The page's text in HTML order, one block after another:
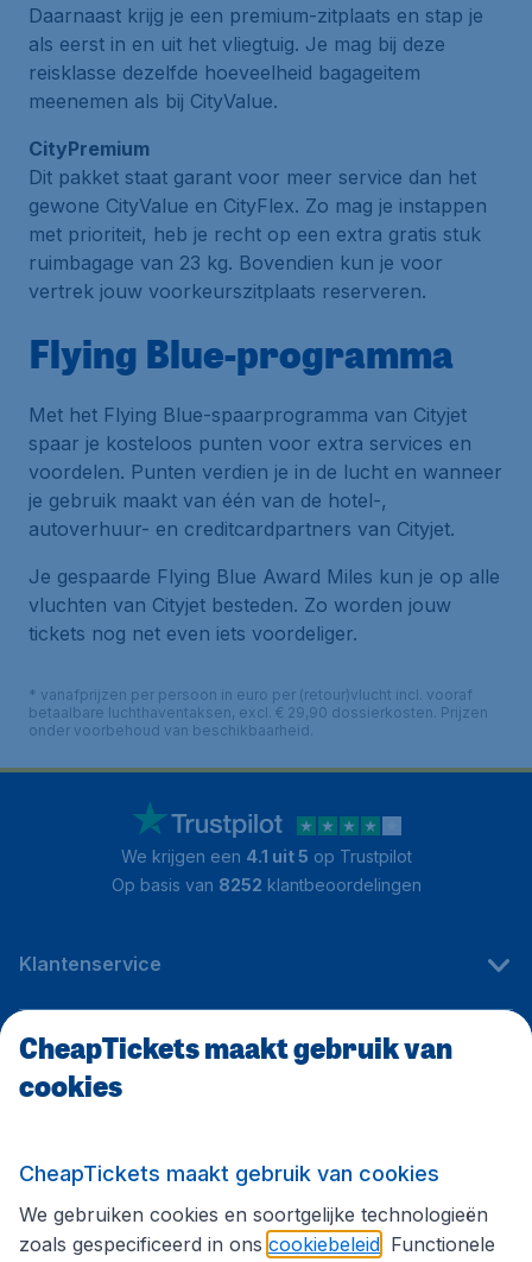
Daarnaast krijg je een premium-zitplaats en stap je
als eerst in en uit het vliegtuig. Je mag bij deze
reisklasse dezelfde hoeveelheid bagageitem
meenemen als bij CityValue.
CityPremium
Dit pakket staat garant voor meer service dan het
gewone CityValue en CityFlex. Zo mag je instappen
met prioriteit, heb je recht op een extra gratis stuk
ruimbagage van 23 kg. Bovendien kun je voor
vertrek jouw voorkeurszitplaats reserveren.
Flying Blue-programma
Met het Flying Blue-spaarprogramma van Cityjet
spaar je kosteloos punten voor extra services en
voordelen. Punten verdien je in de lucht en wanneer
je gebruik maakt van één van de hotel-,
autoverhuur- en creditcardpartners van Cityjet.
Je gespaarde Flying Blue Award Miles kun je op alle
vluchten van Cityjet besteden. Zo worden jouw
tickets nog net even iets voordeliger.
* vanafprijzen per persoon in euro per (retour)vlucht incl. vooraf
betaalbare luchthaventaksen, excl. € 29,90 dossierkosten. Prijzen
onder voorbehoud van beschikbaarheid.
We krijgen een 4.1 uit 5 op Trustpilot
Op basis van 8252 klantbeoordelingen
Klantenservice
CheapTickets.be
Volg CheapTickets.be
CheapTickets maakt gebruik van
cookies
CheapTickets maakt gebruik van cookies
We gebruiken cookies en soortgelijke technologieën
zoals gespecificeerd in ons cookiebeleid . Functionele